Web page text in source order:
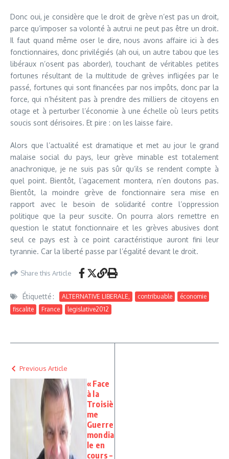
Donc oui, je considère que le droit de grève n’est pas un droit,
parce qu’imposer sa volonté à autrui ne peut pas être un droit.
Il faut quand même oser le dire, nous avons affaire ici à des
fonctionnaires, donc privilégiés (ah oui, un autre tabou que les
libéraux n’osent pas aborder), touchant de véritables petites
fortunes résultant de la multitude de grèves infligées par le
passé, fortunes qui sont financées par nos impôts, donc par la
force, qui n’hésitent pas à prendre des milliers de citoyens en
otage et à perturber l’économie à une échelle où leurs petits
soucis sont dérisoires. Et pire : on les laisse faire.
Alors que l’actualité est dramatique et met au jour le grand
malaise social du pays, leur grève minable est totalement
anachronique, je ne suis pas sûr qu’ils se rendent compte à
quel point. Bientôt, l’agacement montera, n’en doutons pas.
Bientôt, la moindre grève de fonctionnaire sera mise en
rapport avec le besoin de solidarité contre l’oppression
politique que la peur suscite. On pourra alors remettre en
question le statut fonctionnaire et les grèves abusives dont
seul ce pays est à ce point caractéristique auront fini leur
tyrannie. Car la liberté passe par l’égalité devant le droit.
Share this Article
Étiquetté : ALTERNATIVE LIBERALE, contribuable
économie
fiscalite
France legislative2012
Previous Article
« Face
à la
Troisiè
me
Guerre
mondia
le en
cours –